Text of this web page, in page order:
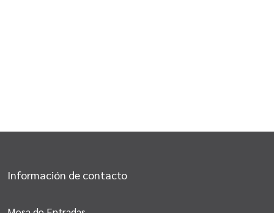
Información de contacto